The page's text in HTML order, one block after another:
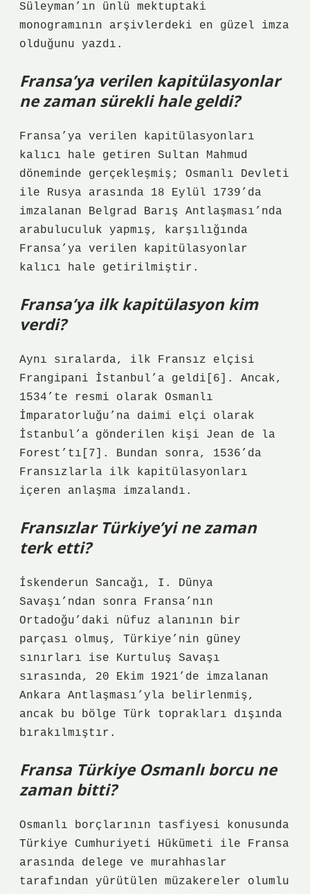
Süleyman’ın ünlü mektuptaki
monogramının arşivlerdeki en güzel imza
olduğunu yazdı.
Fransa’ya verilen kapitülasyonlar
ne zaman sürekli hale geldi?
Fransa’ya verilen kapitülasyonları
kalıcı hale getiren Sultan Mahmud
döneminde gerçekleşmiş; Osmanlı Devleti
ile Rusya arasında 18 Eylül 1739’da
imzalanan Belgrad Barış Antlaşması’nda
arabuluculuk yapmış, karşılığında
Fransa’ya verilen kapitülasyonlar
kalıcı hale getirilmiştir.
Fransa’ya ilk kapitülasyon kim
verdi?
Aynı sıralarda, ilk Fransız elçisi
Frangipani İstanbul’a geldi[6]. Ancak,
1534’te resmi olarak Osmanlı
İmparatorluğu’na daimi elçi olarak
İstanbul’a gönderilen kişi Jean de la
Forest’tı[7]. Bundan sonra, 1536’da
Fransızlarla ilk kapitülasyonları
içeren anlaşma imzalandı.
Fransızlar Türkiye’yi ne zaman
terk etti?
İskenderun Sancağı, I. Dünya
Savaşı’ndan sonra Fransa’nın
Ortadoğu’daki nüfuz alanının bir
parçası olmuş, Türkiye’nin güney
sınırları ise Kurtuluş Savaşı
sırasında, 20 Ekim 1921’de imzalanan
Ankara Antlaşması’yla belirlenmiş,
ancak bu bölge Türk toprakları dışında
bırakılmıştır.
Fransa Türkiye Osmanlı borcu ne
zaman bitti?
Osmanlı borçlarının tasfiyesi konusunda
Türkiye Cumhuriyeti Hükümeti ile Fransa
arasında delege ve murahhaslar
tarafından yürütülen müzakereler olumlu